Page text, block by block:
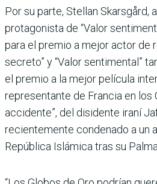
Por su parte, Stellan Skarsgård,
protagonista de “Valor
para el premio a mejor actor de
secreto” y “Valor sentimental”
el premio a la mejor película
representante de Francia en los
accidente”, del disidente iraní
recientemente condenado a un
República Islámica tras su